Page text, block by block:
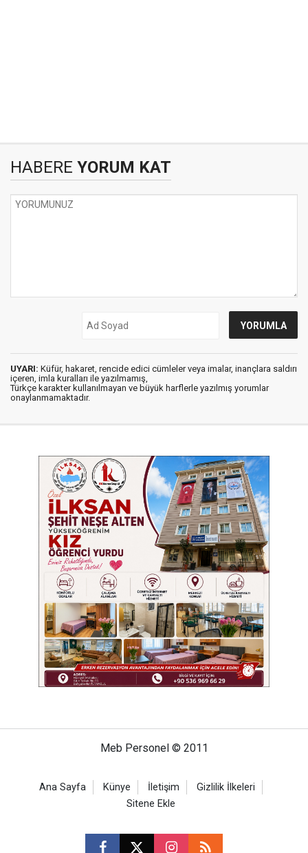
HABERE YORUM KAT
UYARI: Küfür, hakaret, rencide edici cümleler veya imalar, inançlara saldırı
içeren, imla kuralları ile yazılmamış,
Türkçe karakter kullanılmayan ve büyük harflerle yazılmış yorumlar
onaylanmamaktadır.
Meb Personel © 2011
Ana Sayfa Künye İletişim
Gizlilik İlkeleri
Sitene Ekle